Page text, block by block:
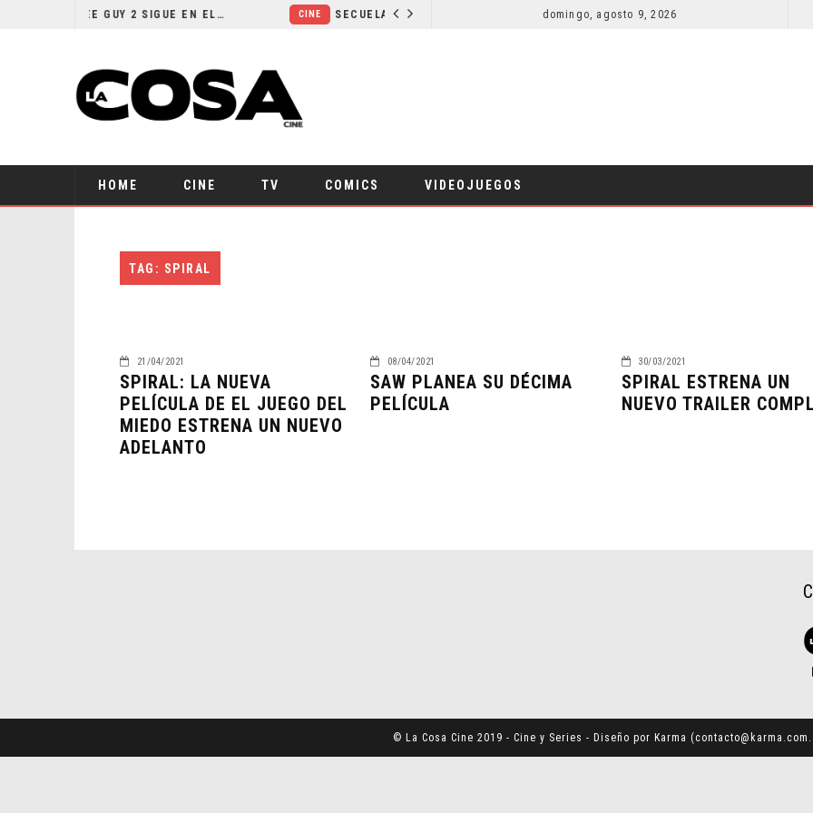
¿POR QUÉ FREE GUY 2 SIGUE EN EL LIMBO? CINE
domingo, agosto 9, 2026
HOME CINE TV COMICS VIDEOJUEGOS
TAG: SPIRAL
21/04/2021
SPIRAL: LA NUEVA
PELÍCULA DE EL JUEGO DEL
MIEDO ESTRENA UN NUEVO
ADELANTO
08/04/2021
SAW PLANEA SU DÉCIMA
PELÍCULA
30/03/2021
SPIRAL ESTRENA UN
NUEVO TRAILER
© La Cosa Cine 2019 - Cine y Series - Diseño por Karma (